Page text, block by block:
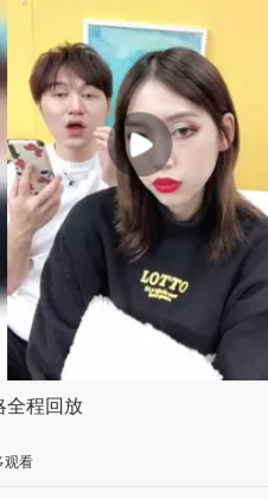
出
人
全程回放
观看